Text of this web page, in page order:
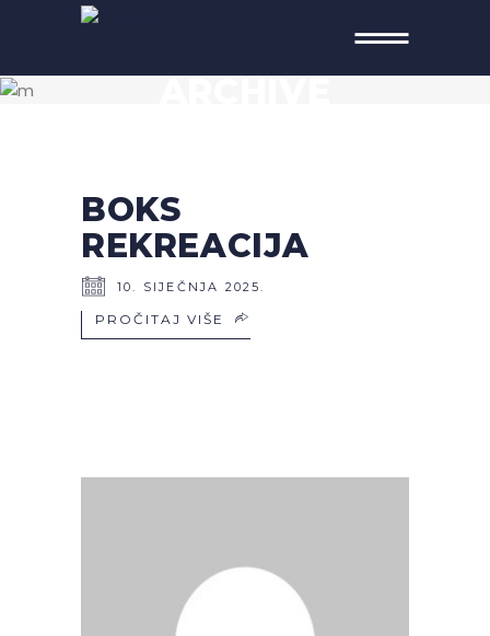
ARCHIVE
BOKS
REKREACIJA
10. SIJEČNJA 2025.
PROČITAJ VIŠE